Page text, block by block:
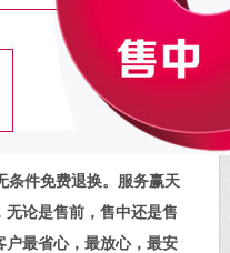
条件免费退换。服务赢天
论是售前，售中还是售
户最省心，最放心，最安